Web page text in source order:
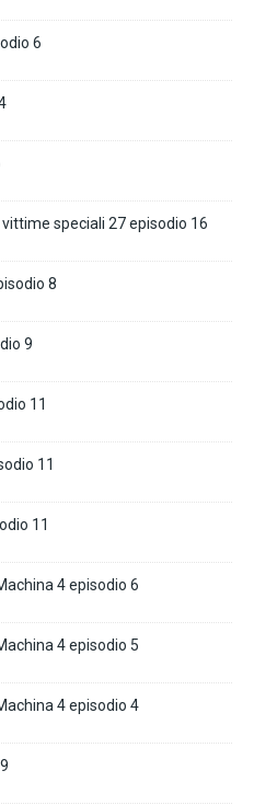
6
speciali 27 episodio 16
8
9
11
11
11
4 episodio 6
4 episodio 5
4 episodio 4